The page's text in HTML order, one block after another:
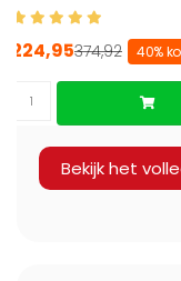
374,92
224,95 40%
Bekijk het